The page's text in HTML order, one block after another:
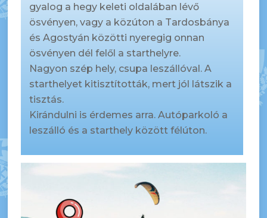
gyalog a hegy keleti oldalában lévő
ösvényen, vagy a közúton a Tardosbánya
és Agostyán közötti nyeregig onnan
ösvényen dél felől a starthelyre.
Nagyon szép hely, csupa leszállóval. A
starthelyet kitisztították, mert jól látszik a
tisztás.
Kirándulni is érdemes arra. Autóparkoló a
leszálló és a starthely között félúton.